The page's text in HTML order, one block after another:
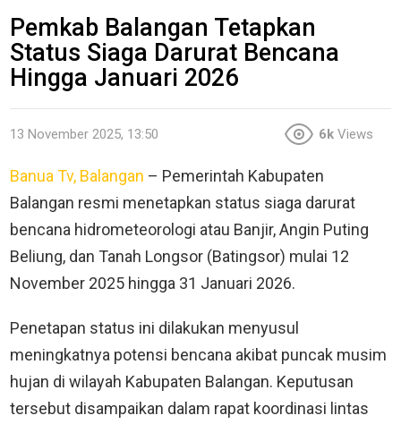
Pemkab Balangan Tetapkan
Status Siaga Darurat Bencana
Hingga Januari 2026
13 November 2025, 13:50 6k Views
Banua Tv, Balangan – Pemerintah Kabupaten
Balangan resmi menetapkan status siaga darurat
bencana hidrometeorologi atau Banjir, Angin Puting
Beliung, dan Tanah Longsor (Batingsor) mulai 12
November 2025 hingga 31 Januari 2026.
Penetapan status ini dilakukan menyusul
meningkatnya potensi bencana akibat puncak musim
hujan di wilayah Kabupaten Balangan. Keputusan
tersebut disampaikan dalam rapat koordinasi lintas